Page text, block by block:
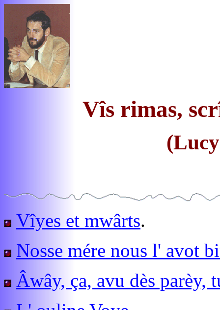
Vîs rimas,
Vîyes et mwârts.
Nosse mére nous l' avot
Âwây, ça, avu dès parèy,